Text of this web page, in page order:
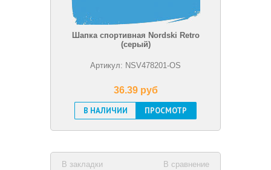
Шапка спортивная Nordski Retro
(серый)
Артикул: NSV478201-OS
36.39 pуб
В НАЛИЧИИ
ПРОСМОТР
В сравнение
В закладки